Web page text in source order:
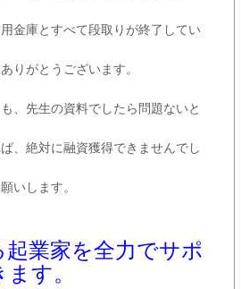
金庫とすべて段取りが終了してい
りがとうございます。
、先生の資料でしたら問題ないと
、絶対に融資獲得できませんでし
いします。
業家を全力でサポ
す。